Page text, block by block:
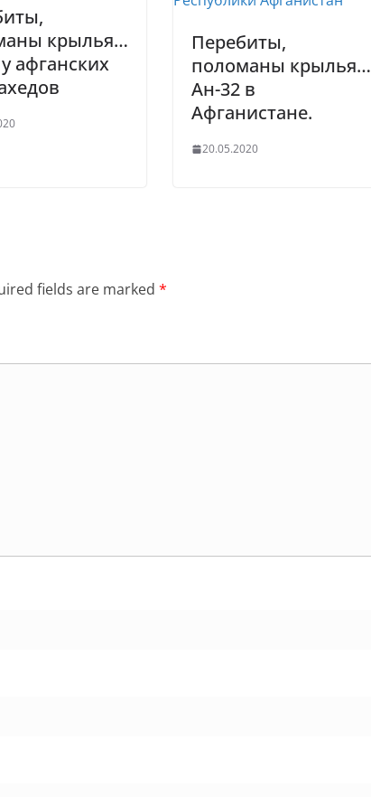
крылья…
афганских
Перебиты,
поломаны крылья…
Ан-32 в
Афганистане.
20.05.2020
fields are marked *